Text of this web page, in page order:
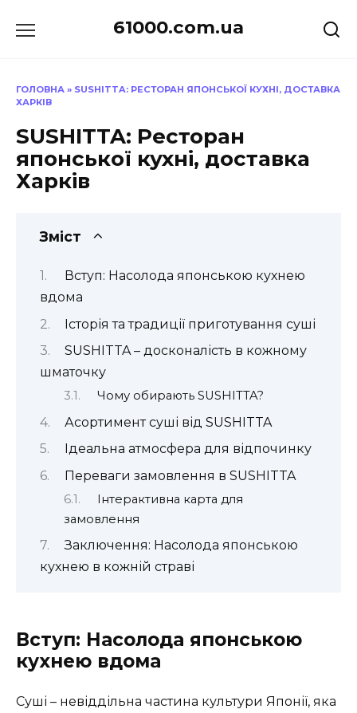
до
61000.com.ua
ГОЛОВНА » SUSHITTA: РЕСТОРАН ЯПОНСЬКОЇ КУХНІ, ДОСТАВКА
ХАРКІВ
SUSHITTA: Ресторан
японської кухні, доставка
Харків
Зміст
Вступ: Насолода японською кухнею
вдома
Історія та традиції приготування суші
SUSHITTA – досконалість в кожному
шматочку
Чому обирають SUSHITTA?
Асортимент суші від SUSHITTA
Ідеальна атмосфера для відпочинку
Переваги замовлення в SUSHITTA
Інтерактивна карта для
замовлення
Заключення: Насолода японською
кухнею в кожній страві
Вступ: Насолода японською
кухнею вдома
Суші – невіддільна частина культури Японії, яка